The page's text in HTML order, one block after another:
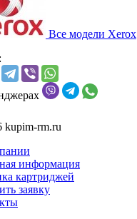
Все модели Xerox
kupim-rm.ru
информация
картриджей
заявку